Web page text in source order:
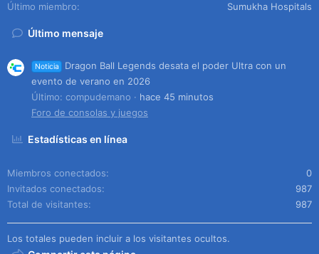
Último miembro
Sumukha Hospitals
Último mensaje
Noticia
Dragon Ball Legends desata el poder Ultra con un
evento de verano en 2026
Último: compudemano
hace 45 minutos
Foro de consolas y juegos
Estadísticas en línea
Miembros conectados
0
Invitados conectados
987
Total de visitantes
987
Los totales pueden incluir a los visitantes ocultos.